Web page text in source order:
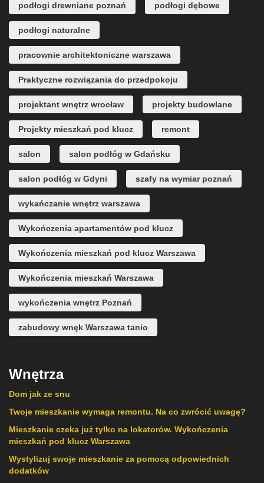
podłogi drewniane poznań podłogi dębowe
podłogi naturalne
pracownie architektoniczne warszawa
Praktyczne rozwiązania do przedpokoju
projektant wnętrz wrocław projekty budowlane
Projekty mieszkań pod klucz remont
salon salon podłóg w Gdańsku
salon podłóg w Gdyni szafy na wymiar poznań
wykańczanie wnętrz warszawa
Wykończenia apartamentów pod klucz
Wykończenia mieszkań pod klucz Warszawa
Wykończenia mieszkań Warszawa
wykończenia wnętrz Poznań
zabudowy wnęk Warszawa tanio
Wnętrza
Dom jak ze snu
Twoje mieszkanie wymaga remontu. Na co zwrócić uwagę?
Mieszkanie czeka już tylko na lokatorów. Wykończenia
mieszkań pod klucz Warszawa
Wystylizuj swoje mieszkanie za pomocą odpowiednich
dodatków